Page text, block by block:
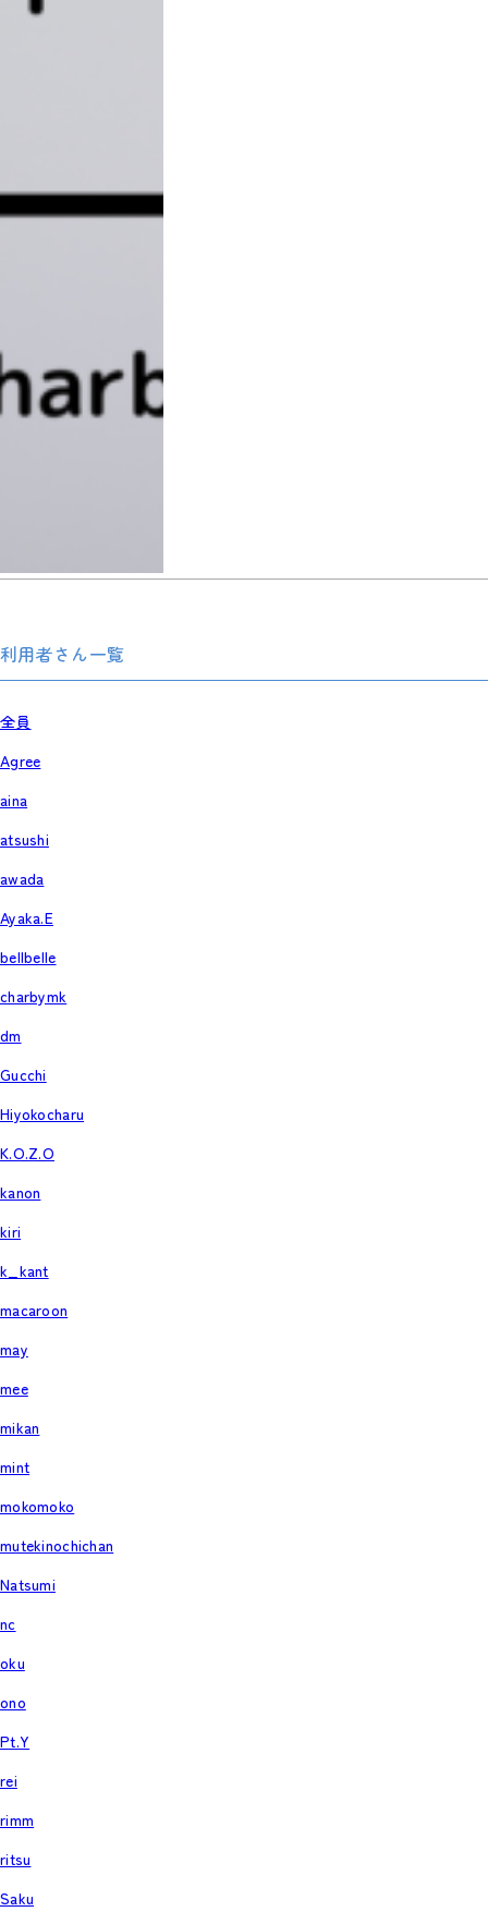
利用者さん一覧
全員
Agree
aina
atsushi
awada
Ayaka.E
bellbelle
charbymk
dm
Gucchi
Hiyokocharu
K.O.Z.O
kanon
kiri
k_kant
macaroon
may
mee
mikan
mint
mokomoko
mutekinochichan
Natsumi
nc
oku
ono
Pt.Y
rei
rimm
ritsu
Saku